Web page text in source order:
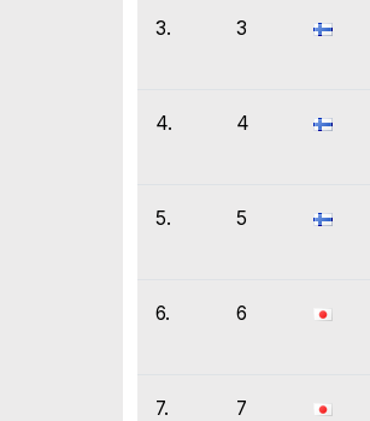
3. 3
4. 4
5. 5
6. 6
7. 7